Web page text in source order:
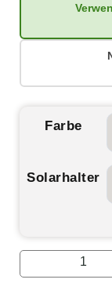
Farbe
Solarhalter